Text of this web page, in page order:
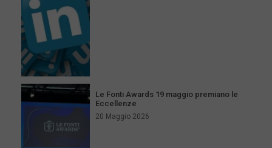
Le Fonti Awards 19 maggio premiano le
Eccellenze
20 Maggio 2026